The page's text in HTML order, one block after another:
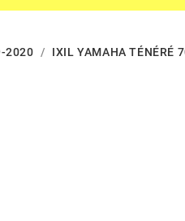
2020 IXIL YAMAHA TÉNÉRÉ